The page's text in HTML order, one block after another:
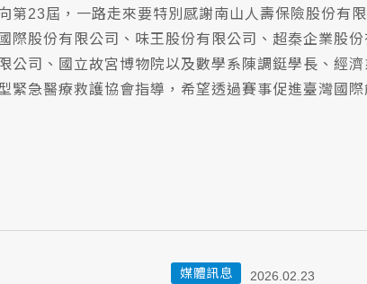
23屆，一路走來要特別感謝南山人壽保險股份有
股份有限公司、味王股份有限公司、超秦企業股
司、國立故宮博物院以及數學系陳調鋌學長、經
急醫療救護協會指導，希望透過賽事促進臺灣國
媒體訊息 2026.02.23